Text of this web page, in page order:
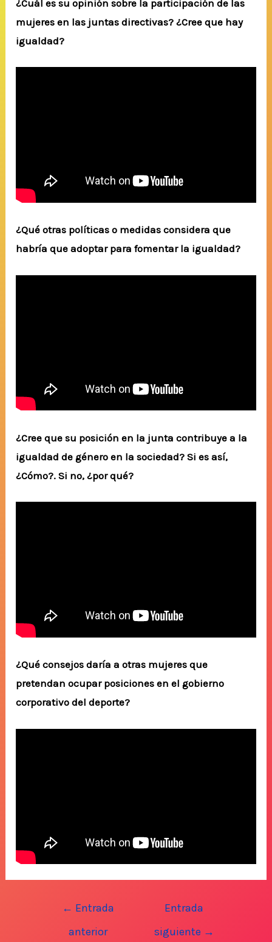
¿Cuál es su opinión sobre la participación de las
mujeres en las juntas directivas? ¿Cree que hay
igualdad?
¿Qué otras políticas o medidas considera que
habría que adoptar para fomentar la igualdad?
¿Cree que su posición en la junta contribuye a la
igualdad de género en la sociedad? Si es así,
¿Cómo?. Si no, ¿por qué?
¿Qué consejos daría a otras mujeres que
pretendan ocupar posiciones en el gobierno
corporativo del deporte?
Navegación
← Entrada
anterior
Entrada
siguiente →